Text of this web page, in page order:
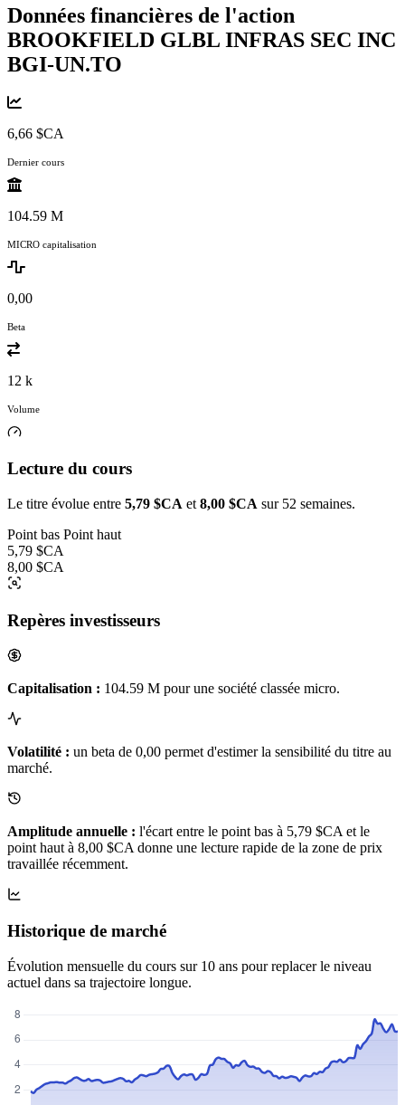
Données financières de l'action
BROOKFIELD GLBL INFRAS SEC INC
BGI-UN.TO
6,66 $CA
Dernier cours
104.59 M
MICRO capitalisation
0,00
Beta
12 k
Volume
Lecture du cours
Le titre évolue entre 5,79 $CA et 8,00 $CA sur 52 semaines.
Point bas Point haut
5,79 $CA
8,00 $CA
Repères investisseurs
Capitalisation : 104.59 M pour une société classée micro.
Volatilité : un beta de 0,00 permet d'estimer la sensibilité du titre au
marché.
Amplitude annuelle : l'écart entre le point bas à 5,79 $CA et le
point haut à 8,00 $CA donne une lecture rapide de la zone de prix
travaillée récemment.
Historique de marché
Évolution mensuelle du cours sur 10 ans pour replacer le niveau
actuel dans sa trajectoire longue.